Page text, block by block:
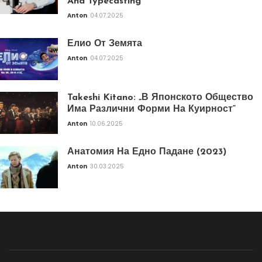
Anton 04.07.2025
Елио От Земята
Anton 04.07.2025
Takeshi Kitano: „В Японското Общество
Има Различни Форми На Куирност“
Anton 10.06.2025
Анатомия На Едно Падане (2023)
Anton 30.03.2025